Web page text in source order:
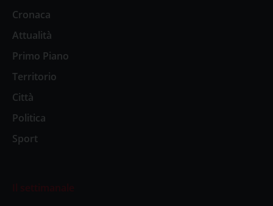
Cronaca
Attualità
Primo Piano
Territorio
Città
Politica
Sport
Il settimanale